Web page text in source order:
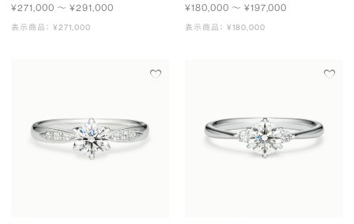
¥271,000 〜 ¥291,000
表示商品： ¥271,000
¥180,000 〜 ¥197,000
表示商品： ¥180,000